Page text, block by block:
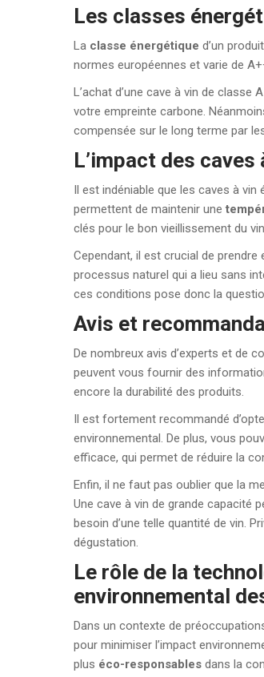
Les classes
La classe énergétique d’un
normes européennes et varie de
L’achat d’une cave à vin de
votre empreinte carbone.
compensée sur le long terme par
L’impact des
Il est indéniable que les caves à
permettent de maintenir une
clés pour le bon vieillissement du
Cependant, il est crucial de
processus naturel qui a lieu sans
ces conditions pose donc la
Avis et
De nombreux avis d’experts et de
peuvent vous fournir des
encore la durabilité des produits.
Il est fortement recommandé
environnemental. De plus, vous
efficace, qui permet de réduire la
Enfin, il ne faut pas oublier que la
Une cave à vin de grande capacité
besoin d’une telle quantité de vin.
dégustation.
Le rôle de la
environnemental
Dans un contexte de
pour minimiser l’impact
plus éco-responsables dans la